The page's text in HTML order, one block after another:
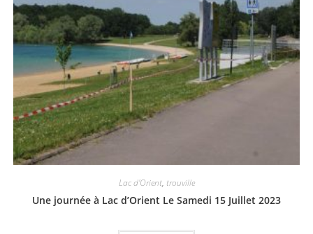
Lac d'Orient, trouville
Une journée à Lac d’Orient Le Samedi 15 Juillet 2023